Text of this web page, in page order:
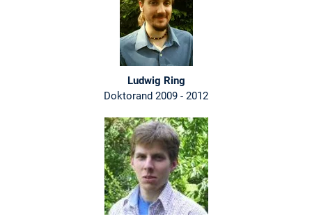
Ludwig Ring
Doktorand 2009 - 2012